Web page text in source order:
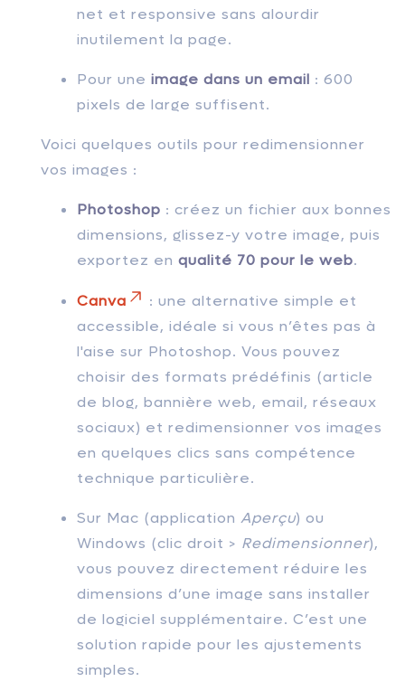
net et responsive sans alourdir
inutilement la page.
Pour une image dans un email : 600
pixels de large suffisent.
Voici quelques outils pour redimensionner
vos images :
Photoshop : créez un fichier aux bonnes
dimensions, glissez-y votre image, puis
exportez en qualité 70 pour le web.
Canva
: une alternative simple et
accessible, idéale si vous n’êtes pas à
l'aise sur Photoshop. Vous pouvez
choisir des formats prédéfinis (article
de blog, bannière web, email, réseaux
sociaux) et redimensionner vos images
en quelques clics sans compétence
technique particulière.
Sur Mac (application Aperçu) ou
Windows (clic droit > Redimensionner),
vous pouvez directement réduire les
dimensions d’une image sans installer
de logiciel supplémentaire. C’est une
solution rapide pour les ajustements
simples.